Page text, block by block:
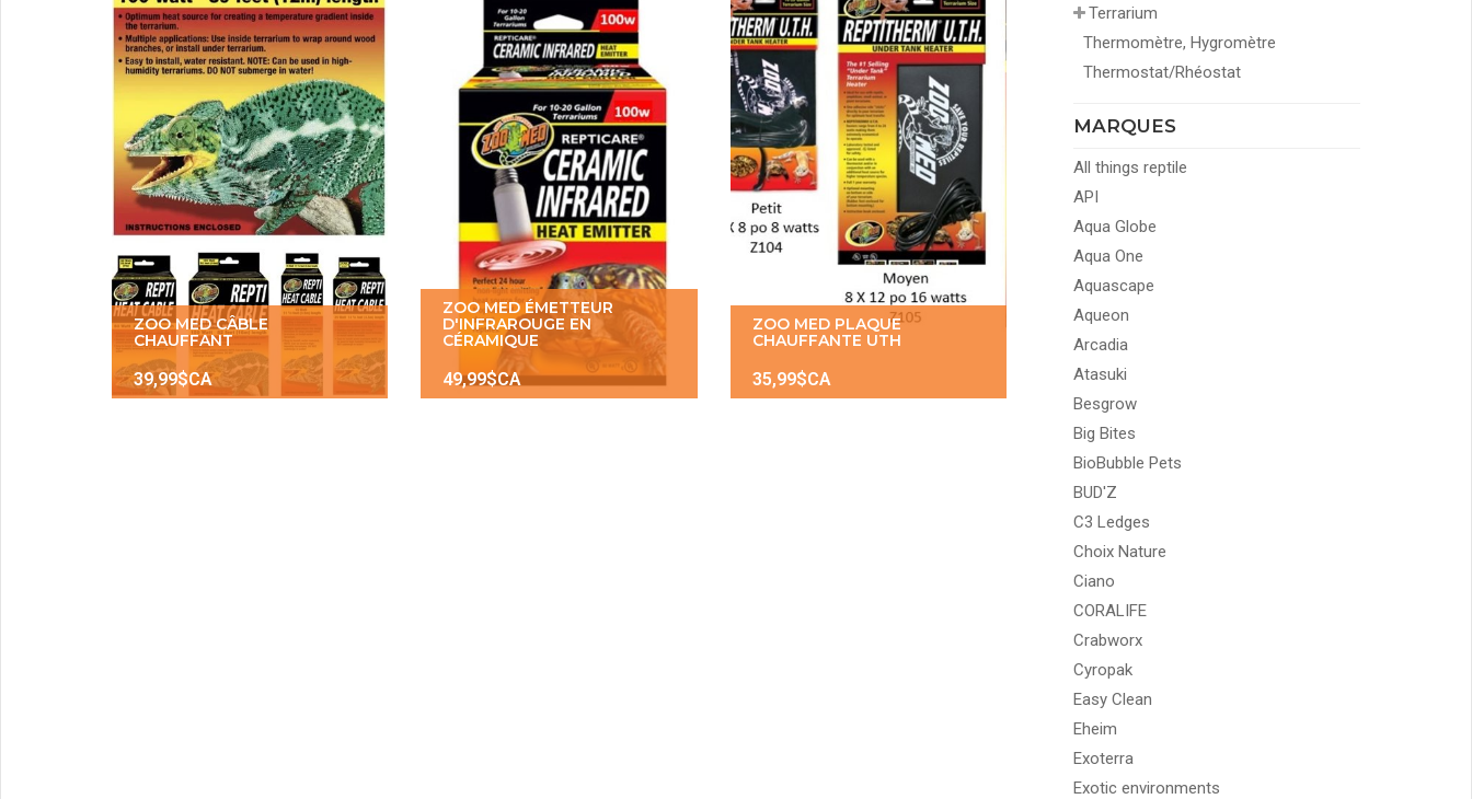
Terrarium
Thermomètre, Hygromètre
Thermostat/Rhéostat
MARQUES
All things reptile
API
Aqua Globe
Aqua One
Aquascape
Aqueon
Arcadia
Atasuki
Besgrow
Big Bites
BioBubble Pets
BUD'Z
C3 Ledges
Choix Nature
Ciano
CORALIFE
Crabworx
Cyropak
Easy Clean
Eheim
Exoterra
Exotic environments
ZOO MED CÂBLE
CHAUFFANT
39,99$CA
ZOO MED ÉMETTEUR
D'INFRAROUGE EN
CÉRAMIQUE
49,99$CA
ZOO MED PLAQUE
CHAUFFANTE UTH
35,99$CA